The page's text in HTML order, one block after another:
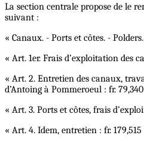
La section centrale propose de le
suivant :
« Canaux. - Ports et côtes. -
« Art. 1er. Frais d’exploitation des
« Art. 2. Entretien des canaux,
d’Antoing à Pommeroeul : fr.
« Art. 3. Ports et côtes, frais
« Art. 4. Idem, entretien : fr. 179,515